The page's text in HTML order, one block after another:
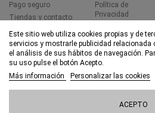
Pago seguro
Tiendas y contacto
Política de
Privacidad
Accesibilidad
Este sitio web utiliza cookies propias y de
servicios y mostrarle publicidad relacionada
el análisis de sus hábitos de navegación.
su uso pulse el botón Acepto.
Más información
Personalizar las cookies
ACEPTO
© EL ROPERO 1961 - Todos los